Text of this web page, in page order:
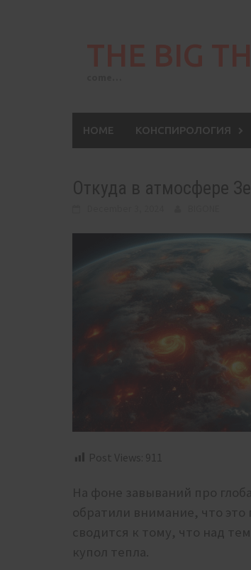
HOME КОНСПИРОЛОГИЯ
Откуда в атмосфере
Post Views: 911
На фоне завываний про
обратили внимание, что
сводится к тому, что над
купол тепла.